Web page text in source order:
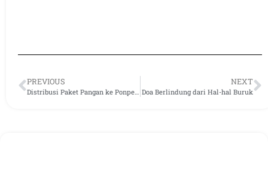
PREVIOUS NEXT
Doa Berlindung dari Hal-hal Buruk